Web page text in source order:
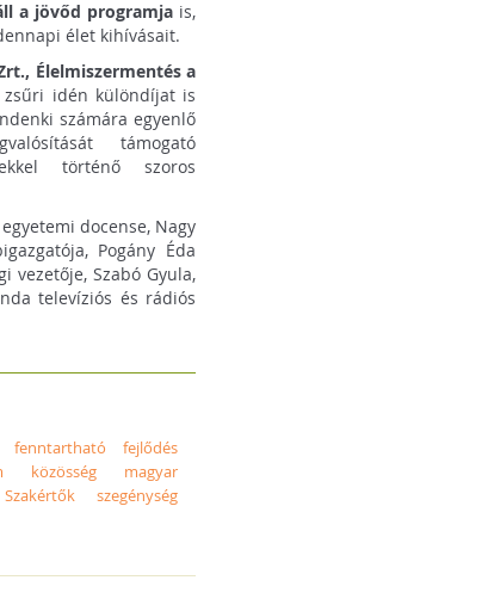
a jövőd programjais,
élet kihívásait.
Élelmiszermentés a
idén különdíjat is
számára egyenlő
támogató
történő szoros
docense, Nagy
Pogány Éda
vezetője, Szabó Gyula,
televíziós és rádiós
fenntartható fejlődés
közösség
magyar
Szakértők
szegénység